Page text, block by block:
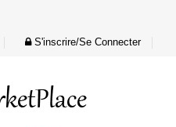
S'inscrire/Se Connecter